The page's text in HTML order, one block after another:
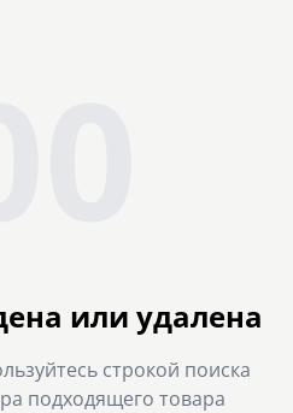
или удалена
строкой поиска
подходящего товара